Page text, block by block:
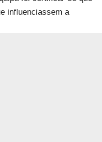
influenciassem a